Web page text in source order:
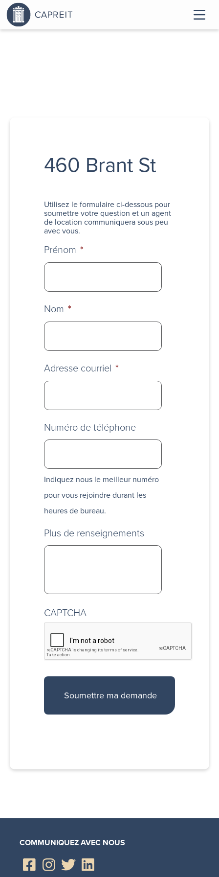
460 Brant St
Utilisez le formulaire ci-dessous pour
soumettre votre question et un agent
de location communiquera sous peu
avec vous.
Prénom *
Nom *
Adresse courriel *
Numéro de téléphone
Indiquez nous le meilleur numéro
pour vous rejoindre durant les
heures de bureau.
Plus de renseignements
CAPTCHA
COMMUNIQUEZ AVEC NOUS